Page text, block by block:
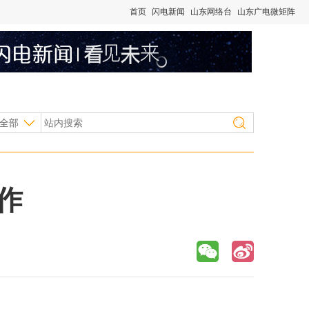
首页 闪电新闻 山东网络台 山东广电微矩阵
部